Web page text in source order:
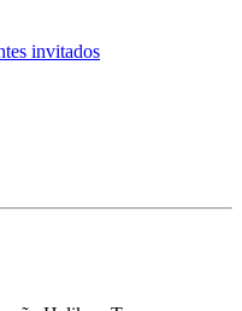
invitados